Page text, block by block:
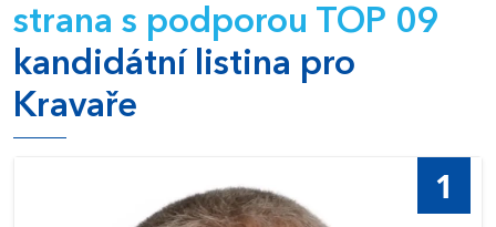
strana s podporou TOP 09
kandidátní listina pro
Kravaře
1